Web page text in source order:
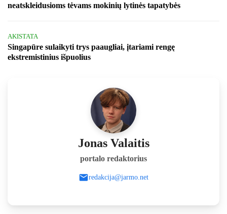
neatskleidusioms tėvams mokinių lytinės tapatybės
AKISTATA
Singapūre sulaikyti trys paaugliai, įtariami rengę
ekstremistinius išpuolius
Jonas Valaitis
portalo redaktorius
redakcija@jarmo.net